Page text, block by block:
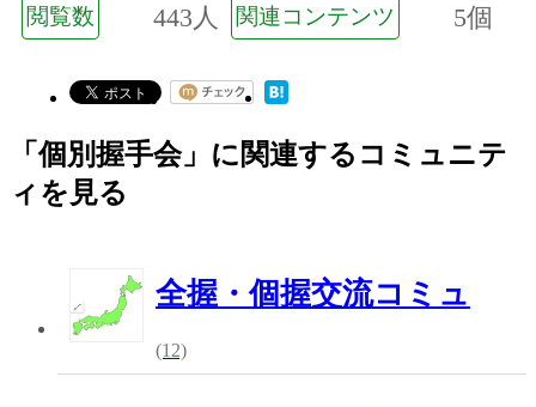
閲覧数 443人 関連コンテンツ 5個
「個別握手会」に関連するコミュニテ
ィを見る
全握・個握交流コミュ
(12)